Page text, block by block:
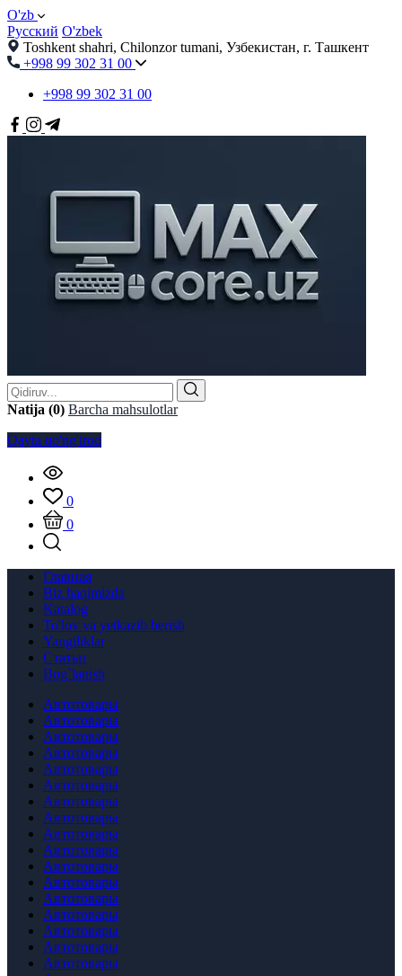
O'zb
Русский O'zbek
Toshkent shahri, Chilonzor tumani, Узбекистан, г. Ташкент
+998 99 302 31 00
+998 99 302 31 00
Natija (0) Barcha mahsulotlar
Qayta qo'ng'iroq
0
0
Главная
Biz haqimizda
Katalog
To'lov va yetkazib berish
Yangiliklar
Статьи
Bog`lanish
Автотовары
Автотовары
Автотовары
Автотовары
Автотовары
Автотовары
Автотовары
Автотовары
Автотовары
Автотовары
Автотовары
Автотовары
Автотовары
Автотовары
Автотовары
Автотовары
Автотовары